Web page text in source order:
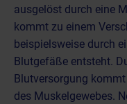
ausgelöst durch eine
kommt zu einem
beispielsweise durch
Blutgefäße entsteht.
Blutversorgung
des Muskelgewebes.